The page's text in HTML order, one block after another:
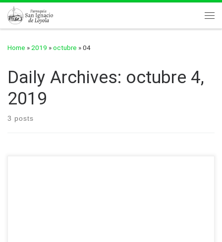
Skip to content
Home » 2019 » octubre » 04
Daily Archives: octubre 4,
2019
3 posts